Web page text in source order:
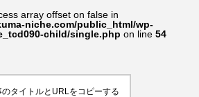
array offset on false in
niche.com/public_html/wp-
child/single.php on line 54
のタイトルとURLをコピーする